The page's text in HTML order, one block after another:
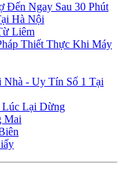
Đến Ngay Sau 30 Phút
Hà Nội
Liêm
Thiết Thực Khi Máy
- Uy Tín Số 1 Tại
Lại Dừng
Mai